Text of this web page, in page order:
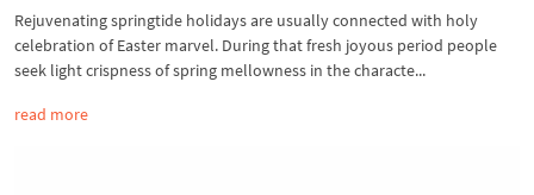
Rejuvenating springtide holidays are usually connected with holy
celebration of Easter marvel. During that fresh joyous period people
seek light crispness of spring mellowness in the characte...
read more